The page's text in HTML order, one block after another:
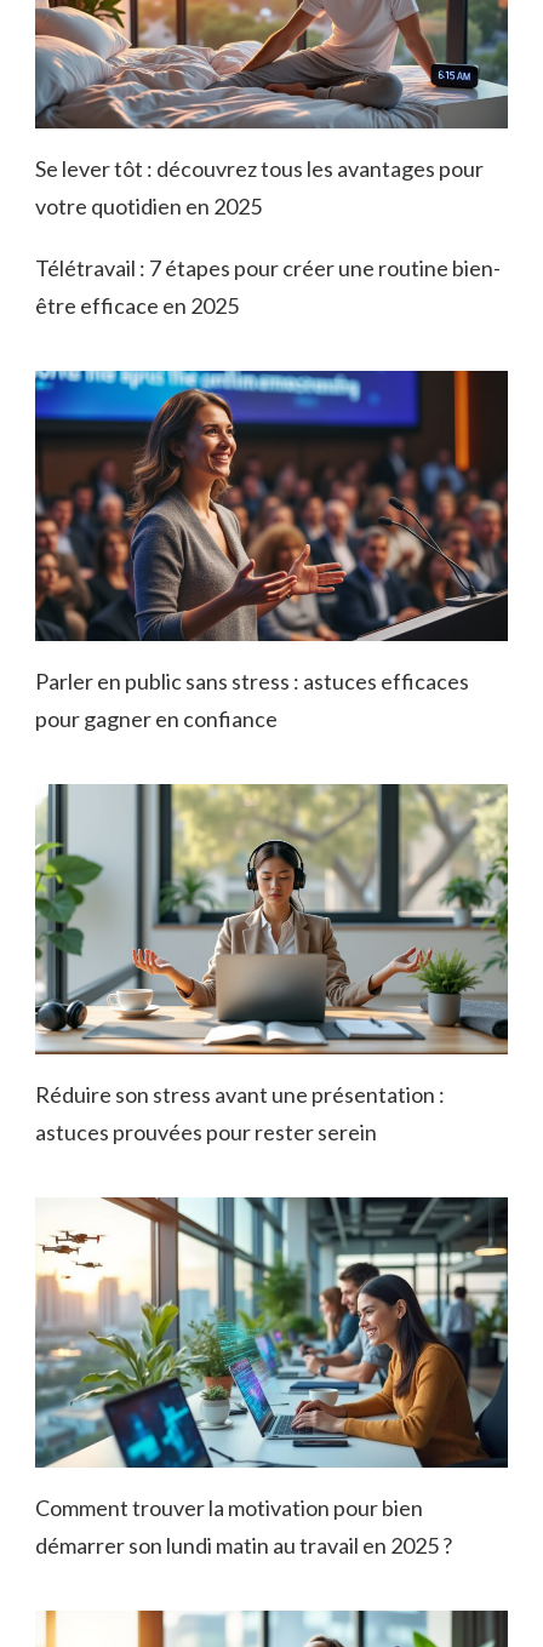
Se lever tôt : découvrez tous les avantages pour
votre quotidien en 2025
Télétravail : 7 étapes pour créer une routine bien-
être efficace en 2025
Parler en public sans stress : astuces efficaces
pour gagner en confiance
Réduire son stress avant une présentation :
astuces prouvées pour rester serein
Comment trouver la motivation pour bien
démarrer son lundi matin au travail en 2025 ?